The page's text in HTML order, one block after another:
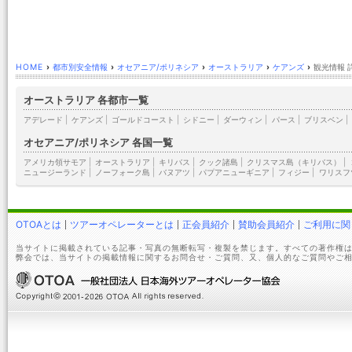
HOME › 都市別安全情報 › オセアニア/ポリネシア › オーストラリア › ケアンズ › 観光情報
オーストラリア 各都市一覧
アデレード ケアンズ ゴールドコースト シドニー ダーウィン パース ブリスベン
オセアニア/ポリネシア 各国一覧
アメリカ領サモア オーストラリア キリバス クック諸島 クリスマス島（キリバス）
ニュージーランド
ノーフォーク島 バヌアツ パプアニューギニア フィジー ワリス
OTOAとは ツアーオペレーターとは 正会員紹介 賛助会員紹介 ご利用に
当サイトに掲載されている記事・写真の無断転写・複製を禁じます。すべての著作権
弊会では、当サイトの掲載情報に関するお問合せ・ご質問、又、個人的なご質問やご